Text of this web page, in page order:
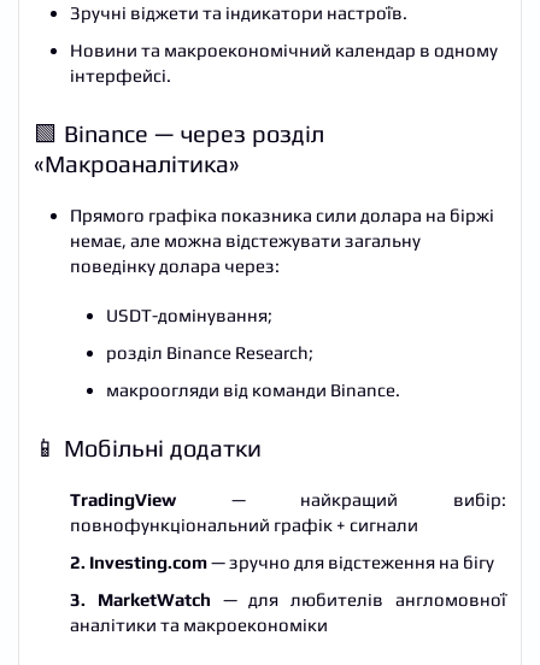
Зручні віджети та індикатори настроїв.
Новини та макроекономічний календар в одному
інтерфейсі.
🟩 Binance — через розділ
«Макроаналітика»
Прямого графіка показника сили долара на біржі
немає, але можна відстежувати загальну
поведінку долара через:
USDT-домінування;
розділ Binance Research;
макроогляди від команди Binance.
📱 Мобільні додатки
TradingView — найкращий вибір:
повнофункціональний графік + сигнали
2. Investing.com— зручно для відстеження на бігу
3. MarketWatch — для любителів англомовної
аналітики та макроекономіки